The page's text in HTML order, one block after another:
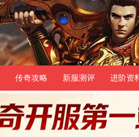
传奇攻略 新服测评 进阶资